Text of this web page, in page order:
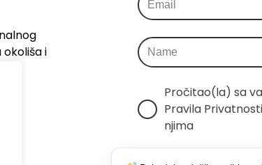
i
Pročitao(la) sa
Pravila
njima